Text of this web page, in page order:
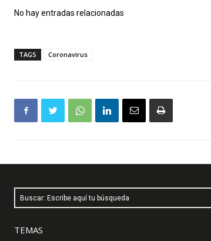
No hay entradas relacionadas
TAGS Coronavirus
Buscar: Escribe aquí tu búsqueda
TEMAS